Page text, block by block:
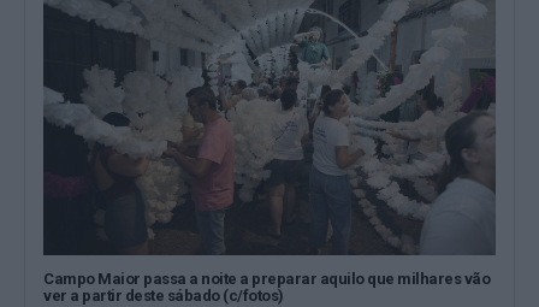
Campo Maior passa a noite a preparar aquilo que milhares vão
ver a partir deste sábado (c/fotos)